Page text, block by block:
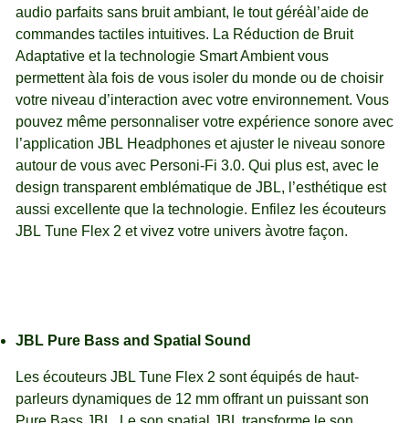
audio parfaits sans bruit ambiant, le tout géréàl’aide de
commandes tactiles intuitives. La Réduction de Bruit
Adaptative et la technologie Smart Ambient vous
permettent àla fois de vous isoler du monde ou de choisir
votre niveau d’interaction avec votre environnement. Vous
pouvez même personnaliser votre expérience sonore avec
l’application JBL Headphones et ajuster le niveau sonore
autour de vous avec Personi-Fi 3.0. Qui plus est, avec le
design transparent emblématique de JBL, l’esthétique est
aussi excellente que la technologie. Enfilez les écouteurs
JBL Tune Flex 2 et vivez votre univers àvotre façon.
JBL Pure Bass and Spatial Sound
Les écouteurs JBL Tune Flex 2 sont équipés de haut-
parleurs dynamiques de 12 mm offrant un puissant son